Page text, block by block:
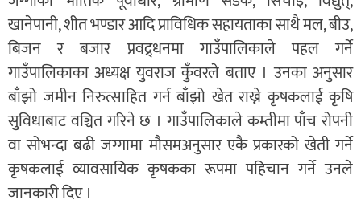
खानेपानी, शीत भण्डार आदि प्राविधिक सहायताका साथै मल, बीउ,
बिजन र बजार प्रवद्र्धनमा गाउँपालिकाले पहल गर्ने
गाउँपालिकाका अध्यक्ष युवराज कुँवरले बताए । उनका अनुसार
बाँझो जमीन निरुत्साहित गर्न बाँझो खेत राख्ने कृषकलाई कृषि
सुविधाबाट वञ्चित गरिने छ । गाउँपालिकाले कम्तीमा पाँच रोपनी
वा सोभन्दा बढी जग्गामा मौसमअनुसार एकै प्रकारको खेती गर्ने
कृषकलाई व्यावसायिक कृषकका रूपमा पहिचान गर्ने उनले
जानकारी दिए ।